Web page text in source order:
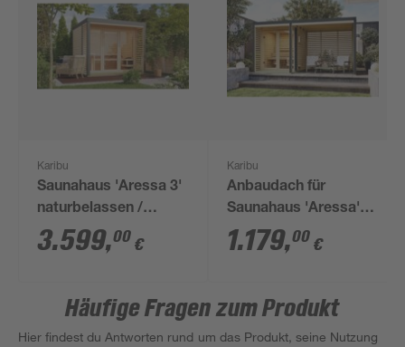
Karibu
Saunahaus 'Aressa 3'
naturbelassen /
graualuminium 276 x
231,5 x 276 cm
3.599,00 €
Karibu
Anbaudach für
Saunahaus 'Aressa'
inklusive
Lamellenwänden
anthrazit 269 x 232 x
276 cm
1.179,00 €
Häufige Fragen zum Produkt
Hier findest du Antworten rund um das Produkt, seine Nutzung